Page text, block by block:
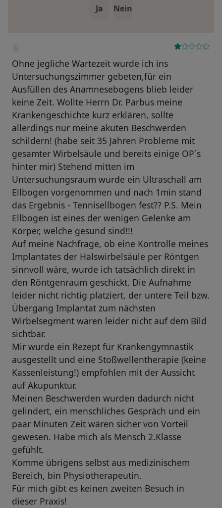
Ja Nein
Ohne jegliche Wartezeit wurde ich ins
Untersuchungszimmer gebeten,für ein
Ausfüllen des Anamnesebogens blieb leider
keine Zeit. Wollte Herrn Dr. Parbus meine
Krankengeschichte kurz erklären, sollte
allerdings nur meine akuten Beschwerden
schildern! (habe seit 35 Jahren Probleme mit
gesamter Wirbelsäule und bereits einige OP´s
hinter mir) Stehend mitten im
Untersuchungsraum wurde ein Ultraschall am
Ellbogen vorgenommen und nach 1min stand
das Ergebnis - Tennisellbogen fest?? P.S. Mein
Ellbogen ist eines der wenigen Gelenke am
Körper, welche gesund sind!!!
Auf meine Nachfrage, ob eine Kontrolle meines
Implantates der Halswirbelsäule per Röntgen
sinnvoll wäre, wurde ich tatsächlich direkt in
den Röntgenraum geschickt. Die Aufnahme
leider nicht richtig platziert, der untere Teil bzw.
Übergang Implantat zum nächsten
Wirbelsegment waren leider nicht auf dem Bild
sichtbar.
Mir wurde ein Rezept für Krankengymnastik
ausgestellt und eine Stoßwellentherapie (keine
Kassenleistung!) empfohlen mit der Aussicht
auf Akupunktur.
Meinen Beschwerden wurden dadurch nicht
gelindert, ein menschliches Gespräch und ein
paar Minuten Zeit wären sicher von Vorteil
gewesen. Habe mich als Mensch 2.Klasse
gefühlt.
Komme übrigens selbst aus medizinischem
Bereich, bin Physiotherapeutin.
Für mich gibt es keinen zweiten Besuch in
dieser Praxis!